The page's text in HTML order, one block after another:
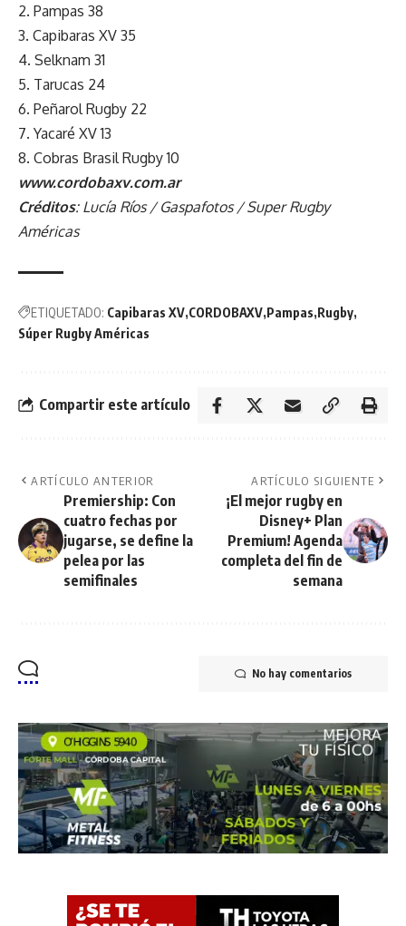
2. Pampas 38
3. Capibaras XV 35
4. Selknam 31
5. Tarucas 24
6. Peñarol Rugby 22
7. Yacaré XV 13
8. Cobras Brasil Rugby 10
www.cordobaxv.com.ar
Créditos: Lucía Ríos / Gaspafotos / Super Rugby
Américas
ETIQUETADO: Capibaras XV CORDOBAXV Pampas Rugby
Súper Rugby Américas
Compartir este artículo
ARTÍCULO ANTERIOR
Premiership: Con
cuatro fechas por
jugarse, se define la
pelea por las
semifinales
ARTÍCULO SIGUIENTE
¡El mejor rugby en
Disney+ Plan
Premium! Agenda
completa del fin de
semana
No hay comentarios